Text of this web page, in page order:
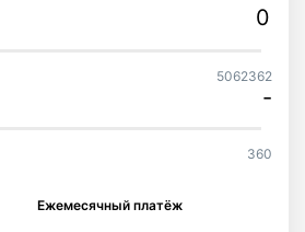
5062362
-
360
Ежемесячный платёж